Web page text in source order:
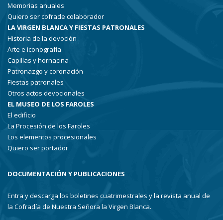
Memorias anuales
Quiero ser cofrade colaborador
LA VIRGEN BLANCA Y FIESTAS PATRONALES
Historia de la devoción
Arte e iconografía
Capillas y hornacina
Patronazgo y coronación
Fiestas patronales
Otros actos devocionales
EL MUSEO DE LOS FAROLES
El edificio
La Procesión de los Faroles
Los elementos procesionales
Quiero ser portador
DOCUMENTACIÓN Y PUBLICACIONES
Entra y descarga los boletines cuatrimestrales y la revista anual de
la Cofradía de Nuestra Señora la Virgen Blanca.